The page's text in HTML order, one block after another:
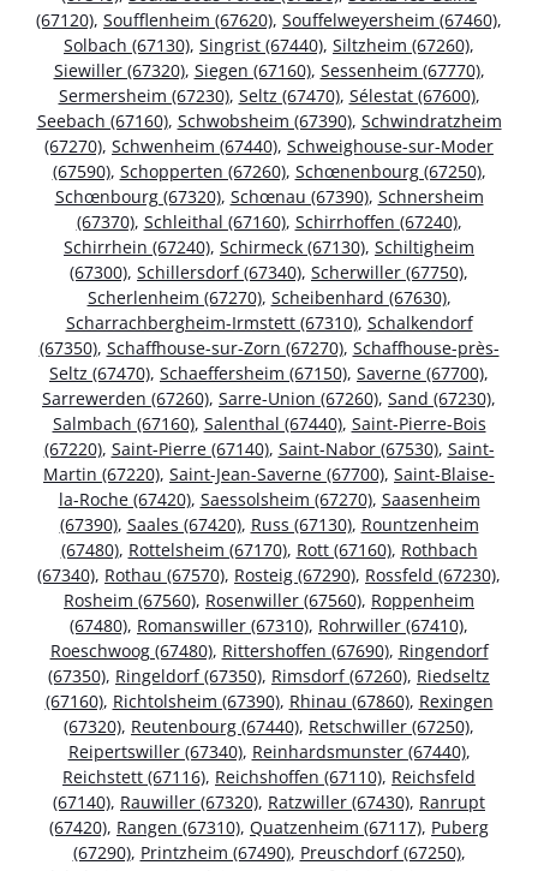
(67120), Soufflenheim (67620), Souffelweyersheim (67460),
Solbach (67130), Singrist (67440), Siltzheim (67260),
Siewiller (67320), Siegen (67160), Sessenheim (67770),
Sermersheim (67230), Seltz (67470), Sélestat (67600),
Seebach (67160), Schwobsheim (67390), Schwindratzheim
(67270), Schwenheim (67440), Schweighouse-sur-Moder
(67590), Schopperten (67260), Schœnenbourg (67250),
Schœnbourg (67320), Schœnau (67390), Schnersheim
(67370), Schleithal (67160), Schirrhoffen (67240),
Schirrhein (67240), Schirmeck (67130), Schiltigheim
(67300), Schillersdorf (67340), Scherwiller (67750),
Scherlenheim (67270), Scheibenhard (67630),
Scharrachbergheim-Irmstett (67310), Schalkendorf
(67350), Schaffhouse-sur-Zorn (67270), Schaffhouse-près-
Seltz (67470), Schaeffersheim (67150), Saverne (67700),
Sarrewerden (67260), Sarre-Union (67260), Sand (67230),
Salmbach (67160), Salenthal (67440), Saint-Pierre-Bois
(67220), Saint-Pierre (67140), Saint-Nabor (67530), Saint-
Martin (67220), Saint-Jean-Saverne (67700), Saint-Blaise-
la-Roche (67420), Saessolsheim (67270), Saasenheim
(67390), Saales (67420), Russ (67130), Rountzenheim
(67480), Rottelsheim (67170), Rott (67160), Rothbach
(67340), Rothau (67570), Rosteig (67290), Rossfeld (67230),
Rosheim (67560), Rosenwiller (67560), Roppenheim
(67480), Romanswiller (67310), Rohrwiller (67410),
Roeschwoog (67480), Rittershoffen (67690), Ringendorf
(67350), Ringeldorf (67350), Rimsdorf (67260), Riedseltz
(67160), Richtolsheim (67390), Rhinau (67860), Rexingen
(67320), Reutenbourg (67440), Retschwiller (67250),
Reipertswiller (67340), Reinhardsmunster (67440),
Reichstett (67116), Reichshoffen (67110), Reichsfeld
(67140), Rauwiller (67320), Ratzwiller (67430), Ranrupt
(67420), Rangen (67310), Quatzenheim (67117), Puberg
(67290), Printzheim (67490), Preuschdorf (67250),